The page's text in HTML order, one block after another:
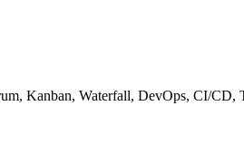
Kanban, Waterfall, DevOps, CI/